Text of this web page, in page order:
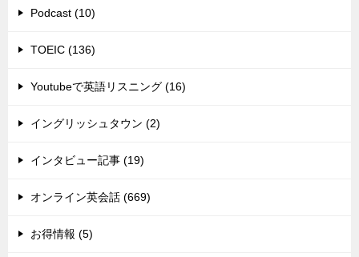
Podcast (10)
TOEIC (136)
Youtubeで英語リスニング (16)
イングリッシュタウン (2)
インタビュー記事 (19)
オンライン英会話 (669)
お得情報 (5)